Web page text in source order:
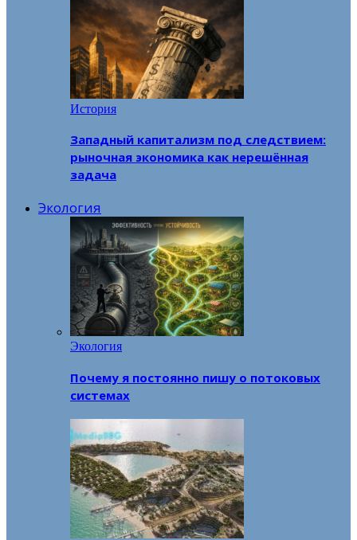
История
Западный капитализм под следствием:
рыночная экономика как нерешённая
задача
Экология
Экология
Почему я постоянно пишу о потоковых
системах